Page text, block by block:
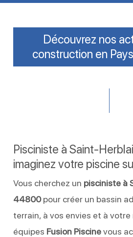
Découvrez nos
construction en
Pisciniste à Saint-
imaginez votre piscine
Vous cherchez un pisciniste à
44800pour créer un bassin
terrain, à vos envies et à votre
équipes Fusion Piscinevous